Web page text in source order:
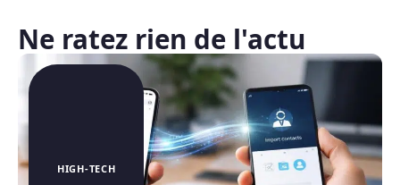
Ne ratez rien de l'actu
HIGH-TECH